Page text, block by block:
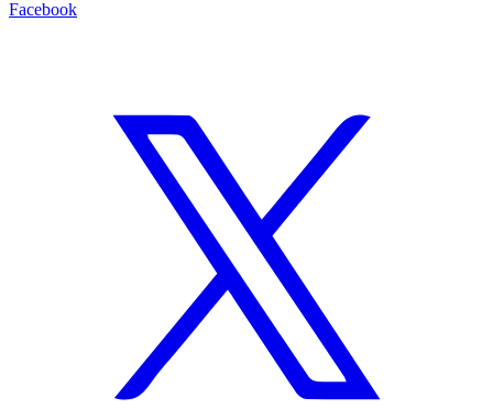
Facebook